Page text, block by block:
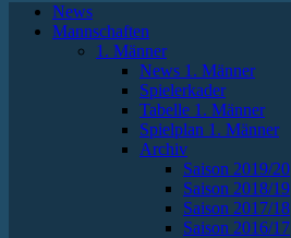
News
Mannschaften
1. Männer
News 1. Männer
Spielerkader
Tabelle 1. Männer
Spielplan 1. Männer
Archiv
Saison 2019/20
Saison 2018/19
Saison 2017/18
Saison 2016/17